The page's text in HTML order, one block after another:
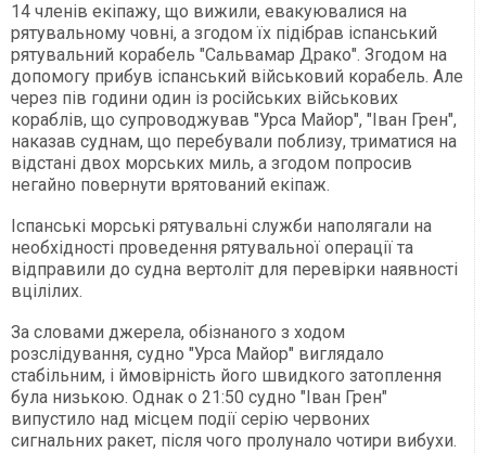
14 членів екіпажу, що вижили, евакуювалися на
рятувальному човні, а згодом їх підібрав іспанський
рятувальний корабель "Сальвамар Драко". Згодом на
допомогу прибув іспанський військовий корабель. Але
через пів години один із російських військових
кораблів, що супроводжував "Урса Майор", "Іван Грен",
наказав суднам, що перебували поблизу, триматися на
відстані двох морських миль, а згодом попросив
негайно повернути врятований екіпаж.
Іспанські морські рятувальні служби наполягали на
необхідності проведення рятувальної операції та
відправили до судна вертоліт для перевірки наявності
вцілілих.
За словами джерела, обізнаного з ходом
розслідування, судно "Урса Майор" виглядало
стабільним, і ймовірність його швидкого затоплення
була низькою. Однак о 21:50 судно "Іван Грен"
випустило над місцем події серію червоних
сигнальних ракет, після чого пролунало чотири вибухи.